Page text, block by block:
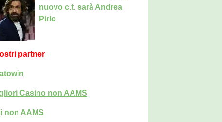
nuovo c.t. sarà Andrea
Pirlo
partner
Casino non AAMS
non AAMS